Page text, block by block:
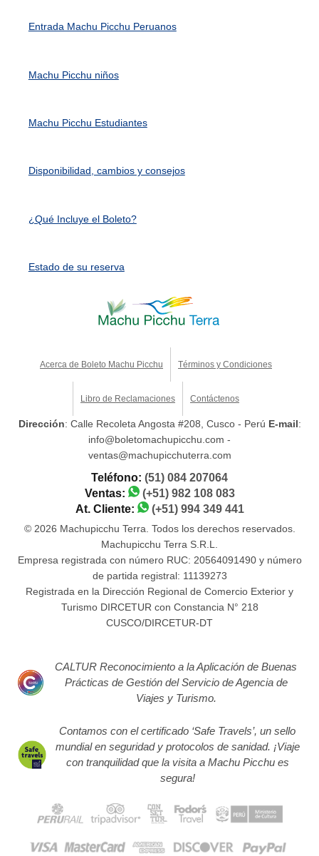
Entrada Machu Picchu Peruanos
Machu Picchu niños
Machu Picchu Estudiantes
Disponibilidad, cambios y consejos
¿Qué Incluye el Boleto?
Estado de su reserva
Acerca de Boleto Machu Picchu Términos y Condiciones
Libro de Reclamaciones Contáctenos
Dirección: Calle Recoleta Angosta #208, Cusco - Perú E-mail:
info@boletomachupicchu.com -
ventas@machupicchuterra.com
Teléfono: (51) 084 207064
Ventas:
(+51) 982 108 083
At. Cliente:
(+51) 994 349 441
© 2026 Machupicchu Terra. Todos los derechos reservados.
Machupicchu Terra S.R.L.
Empresa registrada con número RUC: 20564091490 y número
de partida registral: 11139273
Registrada en la Dirección Regional de Comercio Exterior y
Turismo DIRCETUR con Constancia N° 218
CUSCO/DIRCETUR-DT
CALTUR Reconocimiento a la Aplicación de Buenas
Prácticas de Gestión del Servicio de Agencia de
Viajes y Turismo.
Contamos con el certificado ‘Safe Travels’, un sello
mundial en seguridad y protocolos de sanidad. ¡Viaje
con tranquilidad que la visita a Machu Picchu es
segura!